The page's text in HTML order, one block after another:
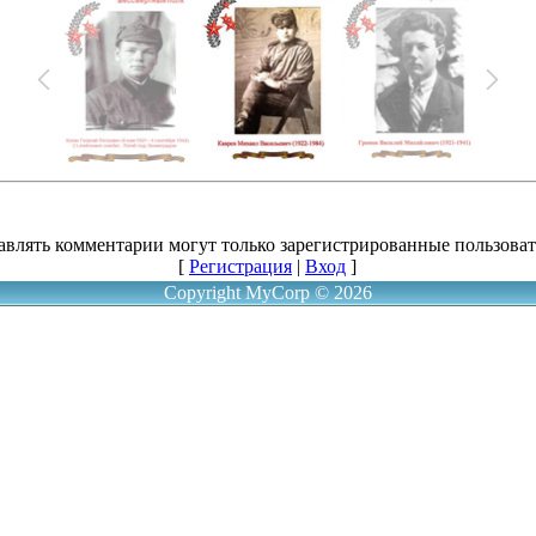
комментарии могут только зарегистрированные
[ Регистрация | Вход ]
Copyright MyCorp © 2026